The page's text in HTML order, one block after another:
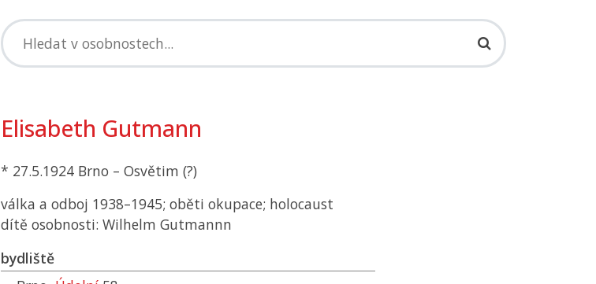
Elisabeth Gutmann
* 27.5.1924 Brno – Osvětim (?)
válka a odboj 1938–1945; oběti okupace; holocaust
dítě osobnosti: Wilhelm Gutmannn
bydliště